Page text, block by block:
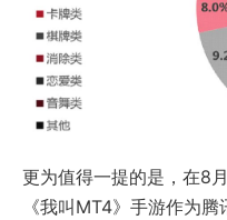
更为值得一提的是，在8
《我叫MT4》手游作为